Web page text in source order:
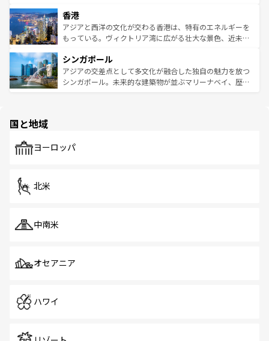
とつ。フォーやバインミー、ベトナムコーヒーなどは、ぜ
ひ現地で味わいたい。どの地域を訪れてもあたたかい人々
が旅行者を迎えてくれるので、きっと忘れられない旅にな
参照してほしい。
の活気が交差している。北部ではチェンマイなどの山岳地
帯で自然と触れ合い、南部ではプーケットやクラビの美し
いビーチでリゾート気分を楽しむことができる。タイ料理
激する。気候は一年中温暖で、どの季節にも異なる楽しみ
が待っている。親しみやすいタイの人々、仏教を中心とし
た文化、そして多様な観光資源が、訪れる旅人を魅了し続
香港
アジアと西洋の文化が交わる香港は、特有のエネルギーを
もっている。ヴィクトリア湾に広がる壮大な景色、近未来
み、どこを訪れても感動するはず。観光スポットが密集し
ており、効率よく見どころを回れるのも魅力。息をのむよ
うな絶景から文化的な体験まで、香港を存分に楽しみ尽く
シンガポール
アジアの交差点として多文化が融合した独自の魅力を放つ
シンガポール。未来的な建築物が並ぶマリーナベイ、歴史
で、ホーカーズは地元の風情を楽しめる外せないスポット
国と地域
ヨーロッパ
北米
中南米
オセアニア
ハワイ